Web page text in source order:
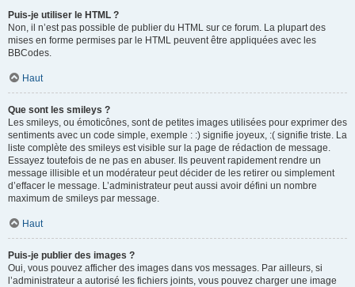
Puis-je utiliser le HTML ?
Non, il n’est pas possible de publier du HTML sur ce forum. La plupart des
mises en forme permises par le HTML peuvent être appliquées avec les
BBCodes.
Haut
Que sont les smileys ?
Les smileys, ou émoticônes, sont de petites images utilisées pour exprimer des
sentiments avec un code simple, exemple : :) signifie joyeux, :( signifie triste. La
liste complète des smileys est visible sur la page de rédaction de message.
Essayez toutefois de ne pas en abuser. Ils peuvent rapidement rendre un
message illisible et un modérateur peut décider de les retirer ou simplement
d’effacer le message. L’administrateur peut aussi avoir défini un nombre
maximum de smileys par message.
Haut
Puis-je publier des images ?
Oui, vous pouvez afficher des images dans vos messages. Par ailleurs, si
l’administrateur a autorisé les fichiers joints, vous pouvez charger une image